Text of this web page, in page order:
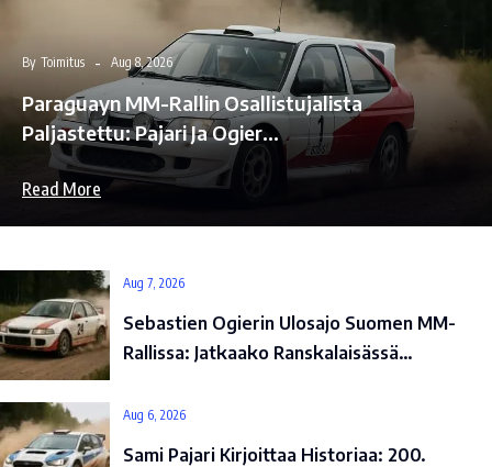
By Toimitus Aug 8, 2026
Paraguayn MM-Rallin Osallistujalista
Paljastettu: Pajari Ja Ogier…
Read More
Aug 7, 2026
Sebastien Ogierin Ulosajo Suomen MM-
Rallissa: Jatkaako Ranskalaisässä…
Aug 6, 2026
Sami Pajari Kirjoittaa Historiaa: 200.